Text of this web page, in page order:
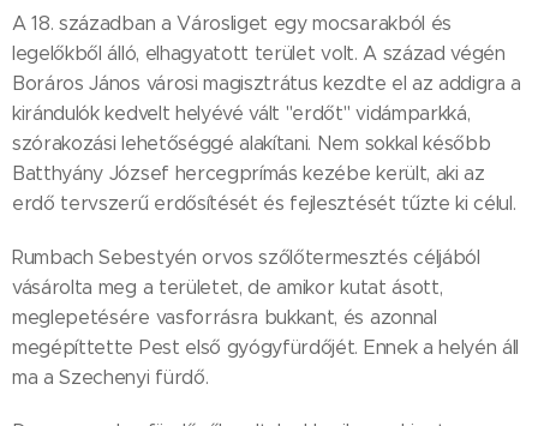
A 18. században a Városliget egy mocsarakból és
legelőkből álló, elhagyatott terület volt. A század végén
Boráros János városi magisztrátus kezdte el az addigra a
kirándulók kedvelt helyévé vált "erdőt" vidámparkká,
szórakozási lehetőséggé alakítani. Nem sokkal később
Batthyány József hercegprímás kezébe került, aki az
erdő tervszerű erdősítését és fejlesztését tűzte ki célul.
Rumbach Sebestyén orvos szőlőtermesztés céljából
vásárolta meg a területet, de amikor kutat ásott,
meglepetésére vasforrásra bukkant, és azonnal
megépíttette Pest első gyógyfürdőjét. Ennek a helyén áll
ma a Szechenyi fürdő.